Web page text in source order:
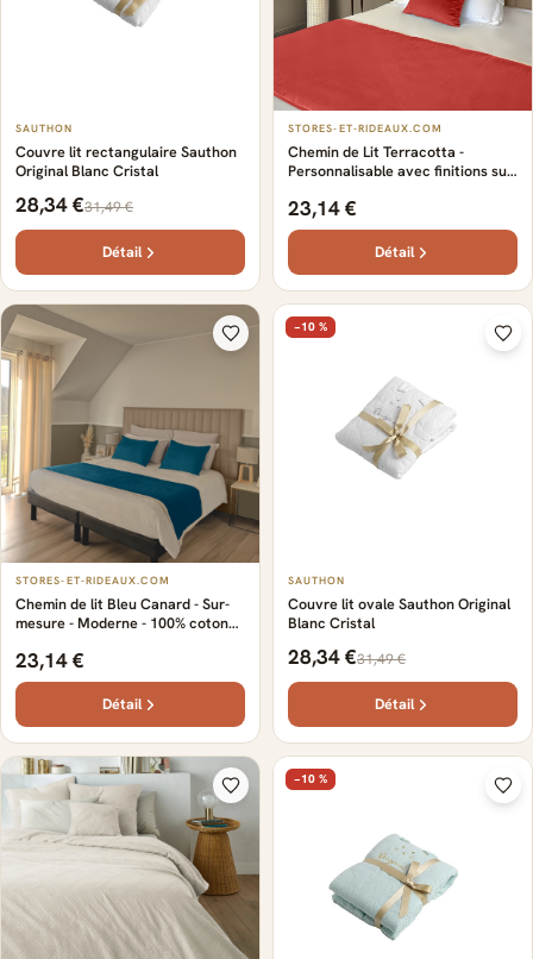
SAUTHON
Couvre lit rectangulaire Sauthon
Original Blanc Cristal
28,34 €31,49 €
Détail
STORES-ET-RIDEAUX.COM
Chemin de Lit Terracotta -
Personnalisable avec finitions sur-
élégance au quotidien - 100%
coton pur et respirant
23,14 €
Détail
STORES-ET-RIDEAUX.COM
Chemin de lit Bleu Canard - Sur-
mesure - Moderne - 100% coton
Élégant - Sur-mesure avec
nombreuses finitions
23,14 €
Détail
−10 %
SAUTHON
Couvre lit ovale Sauthon Original
Blanc Cristal
28,34 €31,49 €
Détail
−10 %